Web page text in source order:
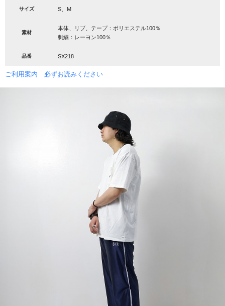
サイズ S、M
素材
本体、リブ、テープ：ポリエステル100％
刺繍：レーヨン100％
品番 SX218
ご利用案内 必ずお読みください